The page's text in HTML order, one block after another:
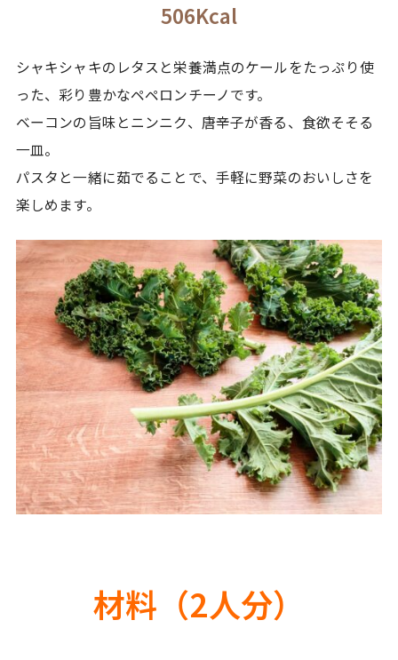
506Kcal
シャキシャキのレタスと栄養満点のケールをたっぷり使
った、彩り豊かなペペロンチーノです。
ベーコンの旨味とニンニク、唐辛子が香る、食欲そそる
一皿。
パスタと一緒に茹でることで、手軽に野菜のおいしさを
楽しめます。
材料（2人分）